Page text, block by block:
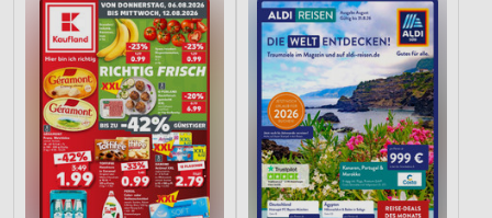
Verwendung genauer Standortdaten
Geräte anhand von aktiv angeforderten
Informationen identifizieren
Nicht-IAB-Verarbeitungszwecke:
Notwendig
Performance